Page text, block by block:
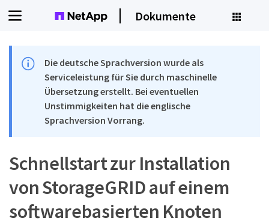
Dokumente
Die deutsche Sprachversion wurde als
Serviceleistung für Sie durch maschinelle
Übersetzung erstellt. Bei eventuellen
Unstimmigkeiten hat die englische
Sprachversion Vorrang.
Schnellstart zur Installation
von StorageGRID auf einem
softwarebasierten Knoten